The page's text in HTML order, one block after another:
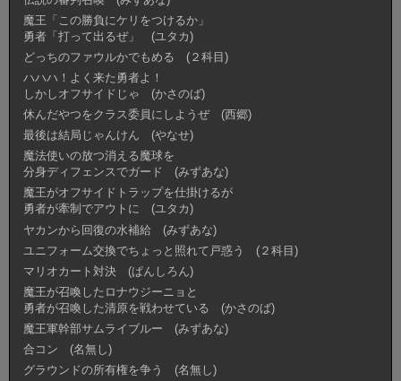
魔王「この勝負にケリをつけるか」
勇者「打って出るぜ」 (ユタカ)
どっちのファウルかでもめる (２科目)
ハハハ！よく来た勇者よ！
しかしオフサイドじゃ (かさのば)
休んだやつをクラス委員にしようぜ (西郷)
最後は結局じゃんけん (やなせ)
魔法使いの放つ消える魔球を
分身ディフェンスでガード (みずあな)
魔王がオフサイドトラップを仕掛けるが
勇者が牽制でアウトに (ユタカ)
ヤカンから回復の水補給 (みずあな)
ユニフォーム交換でちょっと照れて戸惑う (２科目)
マリオカート対決 (ぱんしろん)
魔王が召喚したロナウジーニョと
勇者が召喚した清原を戦わせている (かさのば)
魔王軍幹部サムライブルー (みずあな)
合コン (名無し)
グラウンドの所有権を争う (名無し)